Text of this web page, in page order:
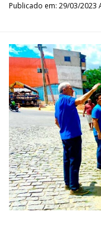
Publicado em: 29/03/2023